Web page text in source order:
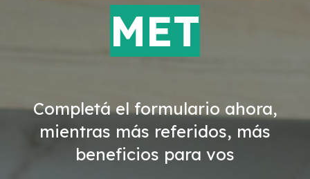
MET
Completá el formulario ahora,
mientras más referidos, más
beneficios para vos